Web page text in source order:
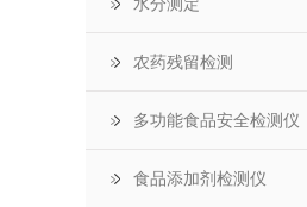
农药残留检测
多功能食品安全检测仪
食品添加剂检测仪